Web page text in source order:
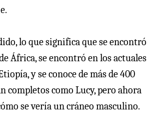
lo que significa que se encontró
África, se encontró en los actuales
y se conoce de más de 400
completos como Lucy, pero ahora
se vería un cráneo masculino.